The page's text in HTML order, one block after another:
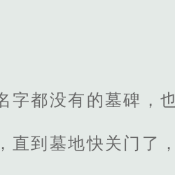
都没有的墓碑，
到墓地快关门了